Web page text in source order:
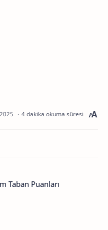
4 dakika okuma süresi
Taban Puanları